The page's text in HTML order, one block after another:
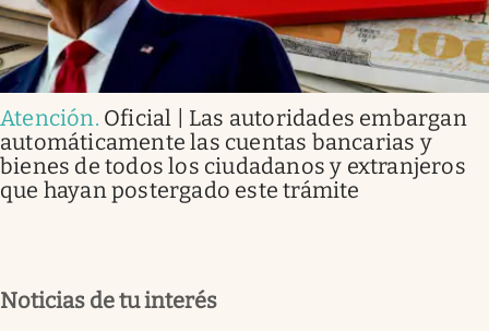
Atención. Oficial | Las autoridades embargan
automáticamente las cuentas bancarias y
bienes de todos los ciudadanos y extranjeros
que hayan postergado este trámite
Noticias de tu interés